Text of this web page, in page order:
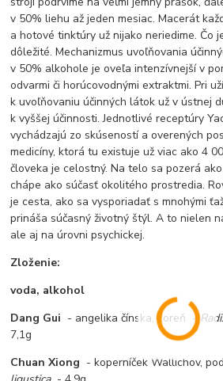
v 50% liehu až jeden mesiac. Macerát
a hotové tinktúry už nijako neriedime. Čo
dôležité. Mechanizmus uvoľňovania
v 50% alkohole je oveľa intenzívnejší v
odvarmi či horúcovodnými extraktmi. Pri
k uvoľňovaniu účinných látok už v ústnej
k vyššej účinnosti. Jednotlivé receptúry
vychádzajú zo skúseností a overených
medicíny, ktorá tu existuje už viac ako 4
človeka je celostný. Na telo sa pozerá
chápe ako súčasť okolitého prostredia.
je cesta, ako sa vysporiadať s mnohými
prináša súčasný životný štýl. A to nielen
ale aj na úrovni psychickej.
Zloženie:
voda, alkohol
Dang Gui - angelika čínska, koreň -
7,1g
Chuan Xiong - koperníček Wallichov,